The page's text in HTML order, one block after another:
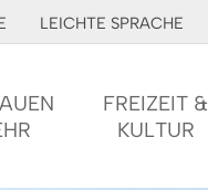
LEICHTE SPRACHE
FREIZEIT &
KULTUR